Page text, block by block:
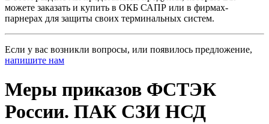
можете заказать и купить в ОКБ САПР или в фирмах-
парнерах для защиты своих терминальных систем.
Если у вас возникли вопросы, или появилось предложение,
напишите нам
Меры приказов ФСТЭК
России. ПАК СЗИ НСД